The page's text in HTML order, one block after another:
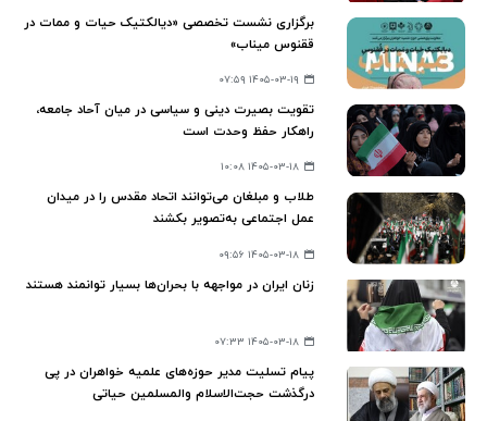
برگزاری نشست تخصصی «دیالکتیک حیات و ممات در
ققنوس میناب»
۱۴۰۵-۰۳-۱۹ ۰۷:۵۹
تقویت بصیرت دینی و سیاسی در میان آحاد جامعه،
راهکار حفظ وحدت است
۱۴۰۵-۰۳-۱۸ ۱۰:۰۸
طلاب و مبلغان می‌توانند اتحاد مقدس را در میدان
عمل اجتماعی به‌تصویر بکشند
۱۴۰۵-۰۳-۱۸ ۰۹:۵۶
زنان ایران در مواجهه با بحران‌ها بسیار توانمند هستند
۱۴۰۵-۰۳-۱۸ ۰۷:۳۳
پیام تسلیت مدیر حوزه‌های علمیه خواهران در پی
درگذشت حجت‌الاسلام والمسلمین حیاتی